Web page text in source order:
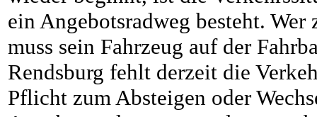
ein Angebotsradweg besteht.
muss sein Fahrzeug auf der
Rendsburg fehlt derzeit die
Pflicht zum Absteigen oder